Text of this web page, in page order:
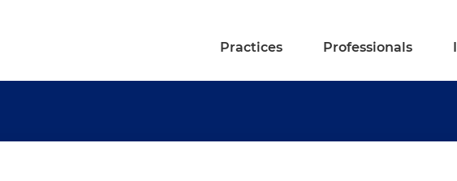
Practices Professionals